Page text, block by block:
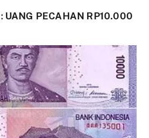
UANG PECAHAN RP10.000